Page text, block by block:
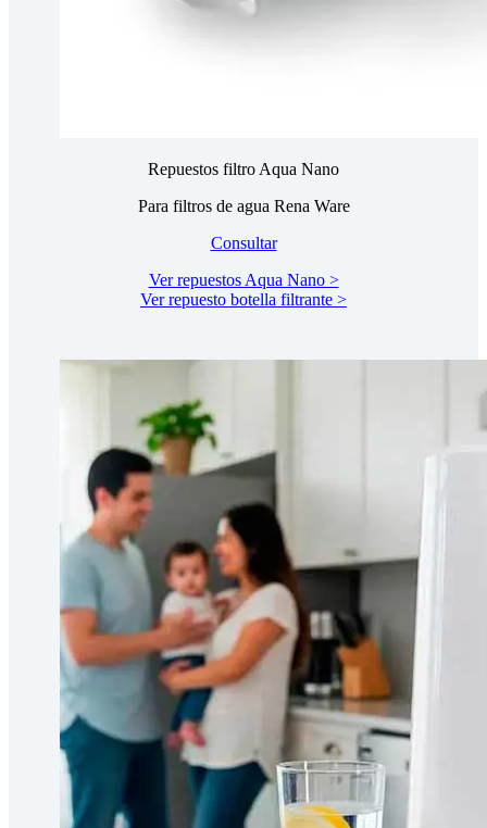
Repuestos filtro Aqua Nano
Para filtros de agua Rena Ware
Consultar
Ver repuestos Aqua Nano >
Ver repuesto botella filtrante >